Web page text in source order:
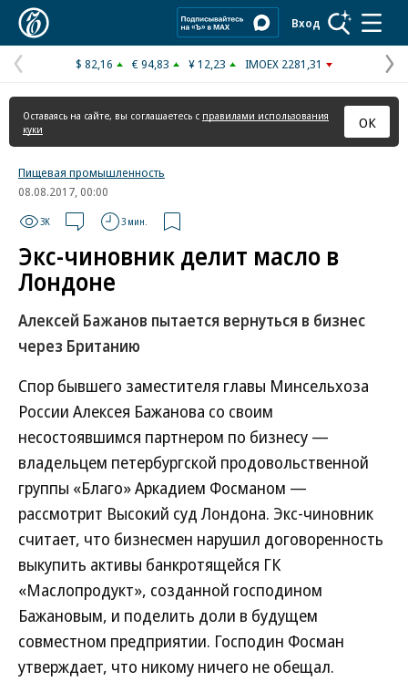
Вход
Предыдущая
страница
$ 82,16 € 94,83 ¥ 12,23 IMOEX 2281,31
Оставаясь на сайте, вы соглашаетесь с правилами использования
куки
ОК
Пищевая промышленность
08.08.2017, 00:00
3K 3 мин.
Экс-чиновник делит масло в
Лондоне
Алексей Бажанов пытается вернуться в бизнес
через Британию
Спор бывшего заместителя главы Минсельхоза
России Алексея Бажанова со своим
несостоявшимся партнером по бизнесу —
владельцем петербургской продовольственной
группы «Благо» Аркадием Фосманом —
рассмотрит Высокий суд Лондона. Экс-чиновник
считает, что бизнесмен нарушил договоренность
выкупить активы банкротящейся ГК
«Маслопродукт», созданной господином
Бажановым, и поделить доли в будущем
совместном предприятии. Господин Фосман
утверждает, что никому ничего не обещал.